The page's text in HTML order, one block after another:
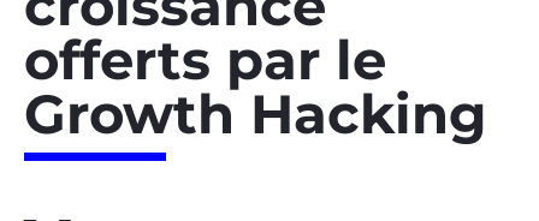
offerts par le
Growth Hacking